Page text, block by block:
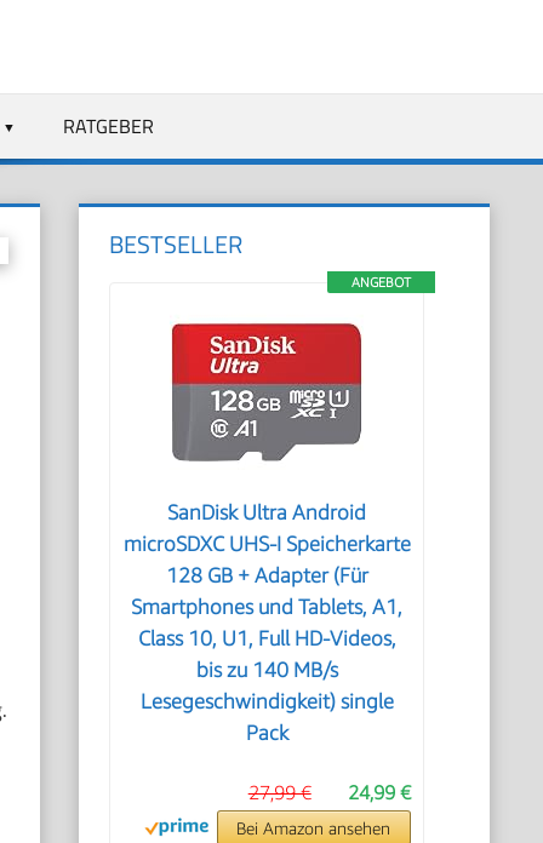
RATGEBER
BESTSELLER
ANGEBOT
SanDisk Ultra Android
microSDXC UHS-I Speicherkarte
128 GB + Adapter (Für
Smartphones und Tablets, A1,
Class 10, U1, Full HD-Videos,
bis zu 140 MB/s
Lesegeschwindigkeit) single
Pack
24,99 €
27,99 €
Bei Amazon ansehen